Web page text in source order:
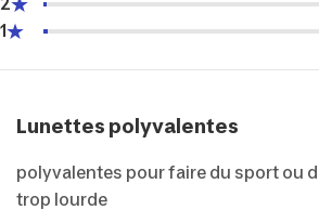
1
Lunettes polyvalentes
polyvalentes pour faire du sport ou
trop lourde